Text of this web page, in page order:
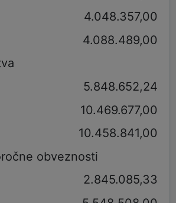
4.048.357,00
4.088.489,00
5.848.652,24
10.469.677,00
10.458.841,00
obveznosti
2.845.085,33